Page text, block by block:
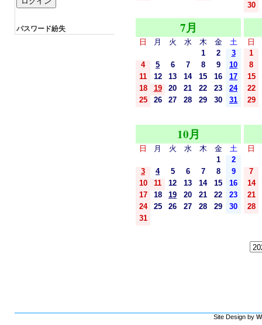
パスワード紛失
30
7月
日 月 火 水 木 金
土
1
2
3
4
5 6 7 8 9
10
11
12 13 14 15 16
17
18
19 20 21 22 23
24
25
26 27 28 29 30 31
日
1
8
15
22
29
10月
日 月 火 水 木 金
土
1
2
3
4 5 6 7 8
9
10
11 12 13 14 15
16
17
18 19 20 21 22
23
24
25 26 27 28 29
30
31
日
7
14
21
28
Site Design by